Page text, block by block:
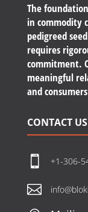
The
in commodity
pedigreed
requires
commitment.
meaningful
and
CONTACT US
 +1-306-
